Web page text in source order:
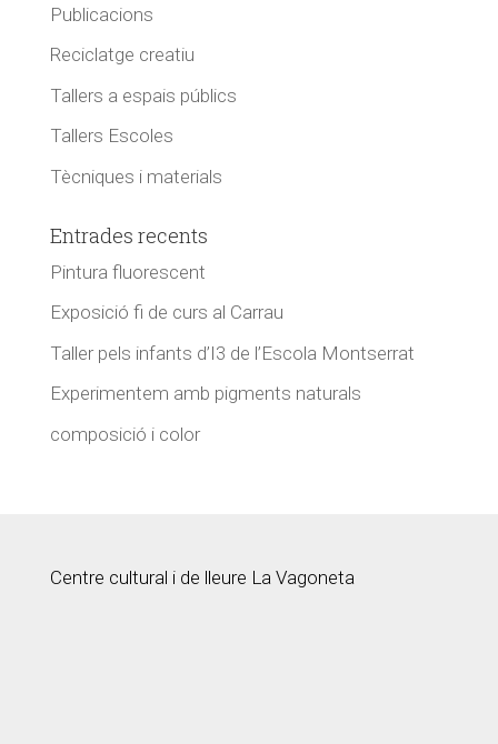
Publicacions
Reciclatge creatiu
Tallers a espais públics
Tallers Escoles
Tècniques i materials
Entrades recents
Pintura fluorescent
Exposició fi de curs al Carrau
Taller pels infants d’I3 de l’Escola Montserrat
Experimentem amb pigments naturals
composició i color
Centre cultural i de lleure La Vagoneta